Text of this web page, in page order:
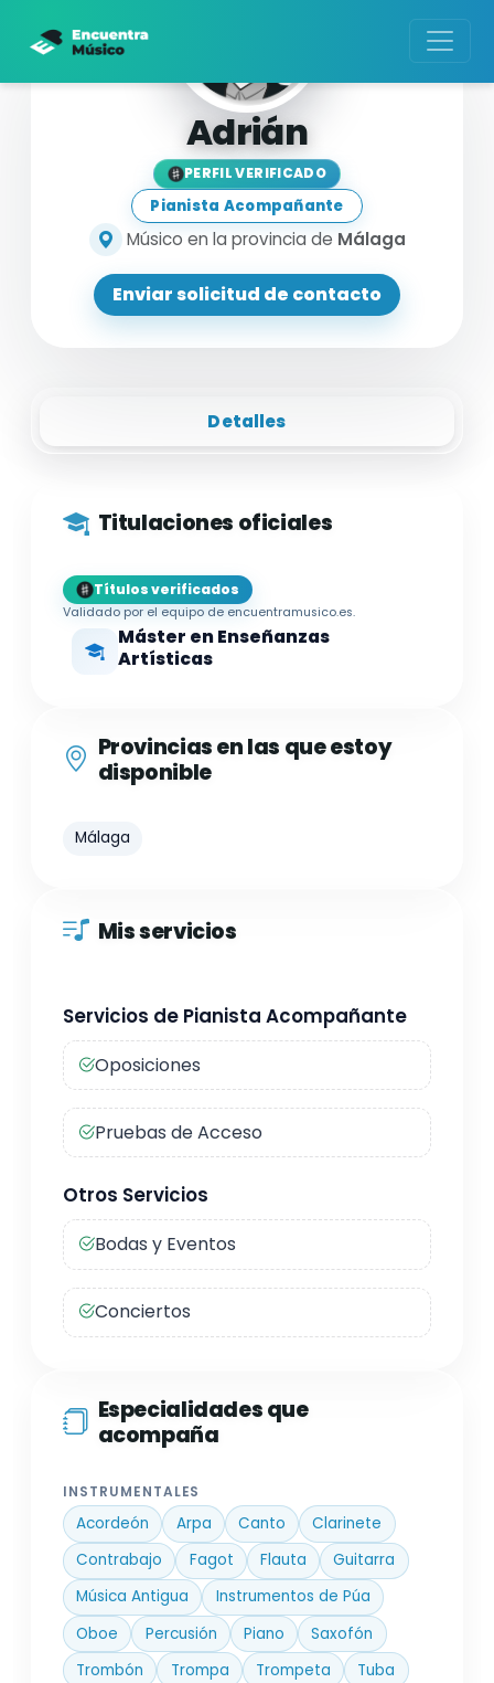
Adrián
PERFIL VERIFICADO
Pianista Acompañante
Músico en la provincia de Málaga
Enviar solicitud de contacto
Detalles
Titulaciones oficiales
Títulos verificados
Validado por el equipo de encuentramusico.es.
Máster en Enseñanzas
Artísticas
Provincias en las que estoy
disponible
Málaga
Mis servicios
Servicios de Pianista Acompañante
Oposiciones
Pruebas de Acceso
Otros Servicios
Bodas y Eventos
Conciertos
Especialidades que
acompaña
INSTRUMENTALES
Acordeón Arpa Canto
Clarinete
Contrabajo
Fagot Flauta
Guitarra
Música Antigua
Instrumentos de Púa
Oboe
Percusión Piano
Saxofón
Trombón
Trompa Trompeta
Tuba